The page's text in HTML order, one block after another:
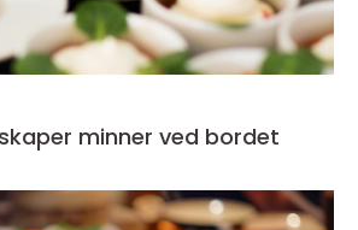
minner ved bordet